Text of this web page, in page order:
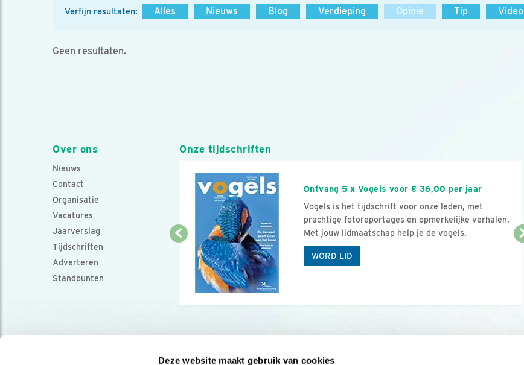
Deze website maakt gebruik van cookies
Verfijn resultaten: Alles Nieuws Blog Verdieping Opinie Tip Video
Geen resultaten.
Over ons
Nieuws
Contact
Organisatie
Vacatures
Jaarverslag
Tijdschriften
Adverteren
Standpunten
Onze tijdschriften
Ontvang 5 x Vogels voor € 36,00 per jaar
Vogels is het tijdschrift voor onze leden, met
prachtige fotoreportages en opmerkelijke verhalen.
Met jouw lidmaatschap help je de vogels.
WORD LID